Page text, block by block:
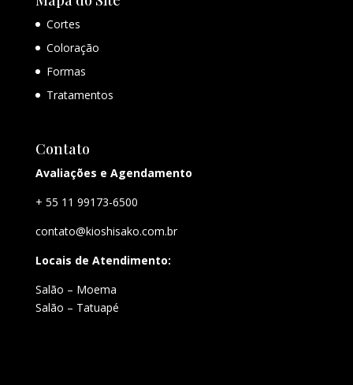
Cortes
Coloração
Formas
Tratamentos
Contato
Avaliações e Agendamento
+ 55 11 99173-6500
contato@kioshisako.com.br
Locais de Atendimento:
Salão – Moema
Salão – Tatuapé